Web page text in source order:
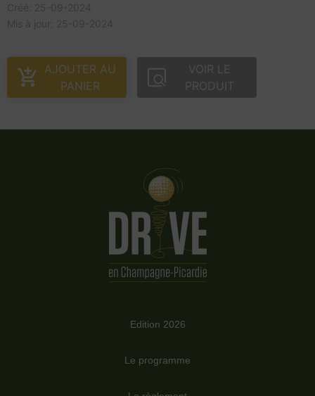
AJOUTER AU
PANIER
VOIR LE
PRODUIT
Edition 2026
Le programme